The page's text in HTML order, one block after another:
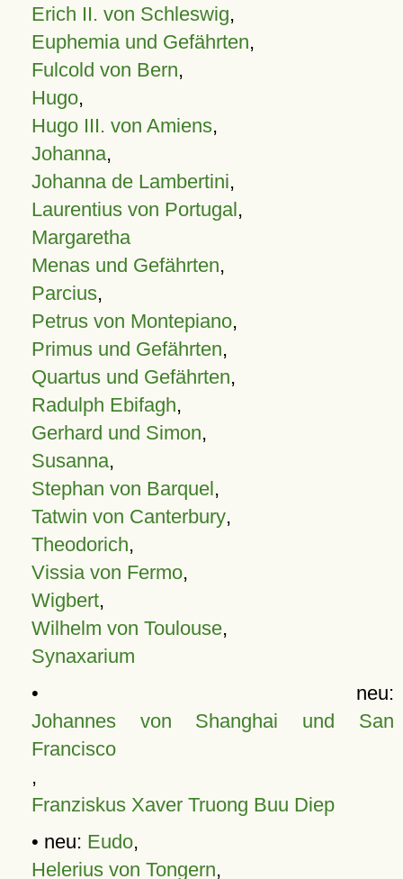
Erich II. von Schleswig,
Euphemia und Gefährten,
Fulcold von Bern,
Hugo,
Hugo III. von Amiens,
Johanna,
Johanna de Lambertini,
Laurentius von Portugal,
Margaretha
Menas und Gefährten,
Parcius,
Petrus von Montepiano,
Primus und Gefährten,
Quartus und Gefährten,
Radulph Ebifagh,
Gerhard und Simon,
Susanna,
Stephan von Barquel,
Tatwin von Canterbury,
Theodorich,
Vissia von Fermo,
Wigbert,
Wilhelm von Toulouse,
Synaxarium
• neu:
Johannes von Shanghai und San
Francisco
,
Franziskus Xaver Truong Buu Diep
• neu: Eudo,
Helerius von Tongern,